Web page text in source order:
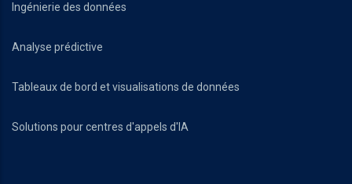
Ingénierie des données
Analyse prédictive
Tableaux de bord et visualisations de données
Solutions pour centres d'appels d'IA